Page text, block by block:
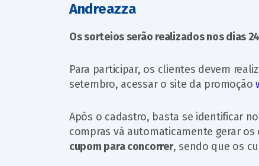
Andreazza
Os sorteios serão realizados nos dias
Para participar, os clientes devem
setembro, acessar o site da promoção
Após o cadastro, basta se identificar
compras vá automaticamente gerar
cupom para concorrer, sendo que os